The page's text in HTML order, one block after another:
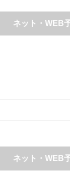
ネット・WEB
ネット・WEB